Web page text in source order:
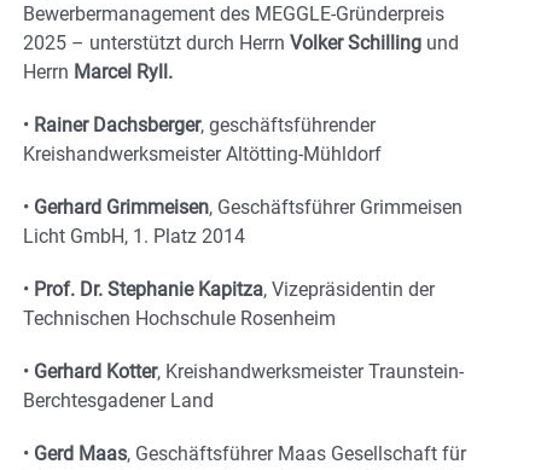
Bewerbermanagement des MEGGLE-Gründerpreis
2025 – unterstützt durch Herrn Volker Schilling und
Herrn Marcel Ryll.
• Rainer Dachsberger, geschäftsführender
Kreishandwerksmeister Altötting-Mühldorf
• Gerhard Grimmeisen, Geschäftsführer Grimmeisen
Licht GmbH, 1. Platz 2014
• Prof. Dr. Stephanie Kapitza, Vizepräsidentin der
Technischen Hochschule Rosenheim
• Gerhard Kotter, Kreishandwerksmeister Traunstein-
Berchtesgadener Land
• Gerd Maas, Geschäftsführer Maas Gesellschaft für